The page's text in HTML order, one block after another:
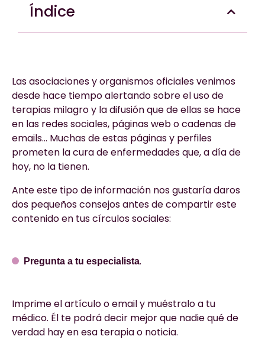
Índice
Las asociaciones y organismos oficiales venimos
desde hace tiempo alertando sobre el uso de
terapias milagro y la difusión que de ellas se hace
en las redes sociales, páginas web o cadenas de
emails… Muchas de estas páginas y perfiles
prometen la cura de enfermedades que, a día de
hoy, no la tienen.
Ante este tipo de información nos gustaría daros
dos pequeños consejos antes de compartir este
contenido en tus círculos sociales:
Pregunta a tu especialista.
Imprime el artículo o email y muéstralo a tu
médico. Él te podrá decir mejor que nadie qué de
verdad hay en esa terapia o noticia.